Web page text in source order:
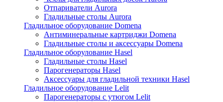
Отпариватели Aurora
Гладильные столы Aurora
Гладильное оборудование Domena
Антиминеральные картриджи Domena
Гладильные столы и аксессуары Domena
Гладильное оборулование Hasel
Гладильные столы Hasel
Парогенераторы Hasel
Аксессуары для гладильной техники Hasel
Гладильное оборудование Lelit
Парогенераторы с утюгом Lelit